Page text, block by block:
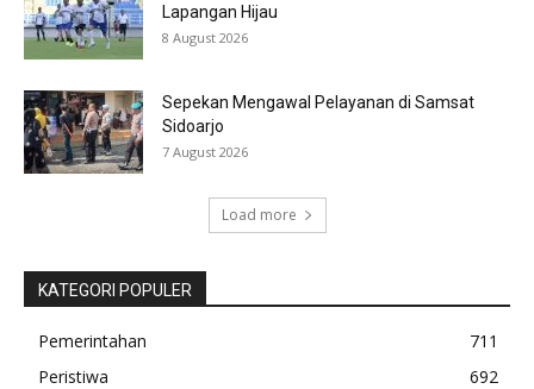
Lapangan Hijau
8 August 2026
Sepekan Mengawal Pelayanan di Samsat
Sidoarjo
7 August 2026
Load more
KATEGORI POPULER
Pemerintahan
711
Peristiwa
692